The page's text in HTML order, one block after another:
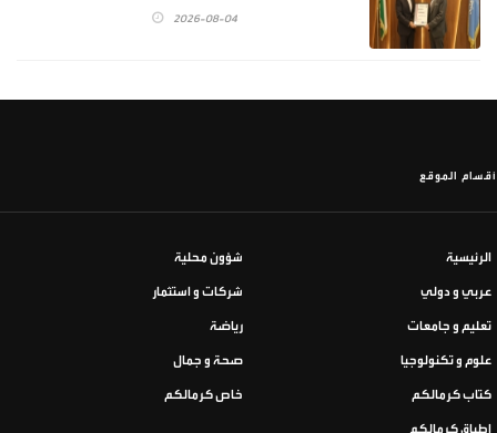
2026-08-04
أقسام الموقع
الرئيسية شؤون محلية
عربي و دولي شركات و استثمار
تعليم و جامعات رياضة
علوم و تكنولوجيا صحة و جمال
كتاب كرمالكم خاص كرمالكم
اطباق كرمالكم